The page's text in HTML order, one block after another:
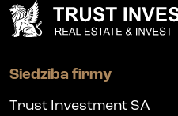
Siedziba firmy
Trust Investment SA